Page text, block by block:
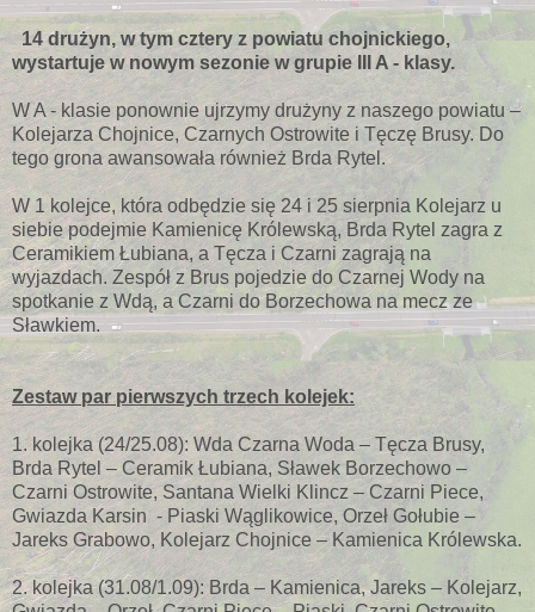
14 drużyn, w tym cztery z powiatu chojnickiego,
wystartuje w nowym sezonie w grupie III A - klasy.
W A - klasie ponownie ujrzymy drużyny z naszego powiatu –
Kolejarza Chojnice, Czarnych Ostrowite i Tęczę Brusy. Do
tego grona awansowała również Brda Rytel.
W 1 kolejce, która odbędzie się 24 i 25 sierpnia Kolejarz u
siebie podejmie Kamienicę Królewską, Brda Rytel zagra z
Ceramikiem Łubiana, a Tęcza i Czarni zagrają na
wyjazdach. Zespół z Brus pojedzie do Czarnej Wody na
spotkanie z Wdą, a Czarni do Borzechowa na mecz ze
Sławkiem.
Zestaw par pierwszych trzech kolejek:
1. kolejka (24/25.08): Wda Czarna Woda – Tęcza Brusy,
Brda Rytel – Ceramik Łubiana, Sławek Borzechowo –
Czarni Ostrowite, Santana Wielki Klincz – Czarni Piece,
Gwiazda Karsin - Piaski Wąglikowice, Orzeł Gołubie –
Jareks Grabowo, Kolejarz Chojnice – Kamienica Królewska.
2. kolejka (31.08/1.09): Brda – Kamienica, Jareks – Kolejarz,